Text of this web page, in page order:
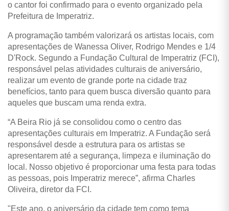
o cantor foi confirmado para o evento organizado pela
Prefeitura de Imperatriz.
A programação também valorizará os artistas locais, com
apresentações de Wanessa Oliver, Rodrigo Mendes e 1/4
D'Rock. Segundo a Fundação Cultural de Imperatriz (FCI),
responsável pelas atividades culturais de aniversário,
realizar um evento de grande porte na cidade traz
benefícios, tanto para quem busca diversão quanto para
aqueles que buscam uma renda extra.
“A Beira Rio já se consolidou como o centro das
apresentações culturais em Imperatriz. A Fundação será
responsável desde a estrutura para os artistas se
apresentarem até a segurança, limpeza e iluminação do
local. Nosso objetivo é proporcionar uma festa para todas
as pessoas, pois Imperatriz merece”, afirma Charles
Oliveira, diretor da FCI.
"Este ano, o aniversário da cidade tem como tema